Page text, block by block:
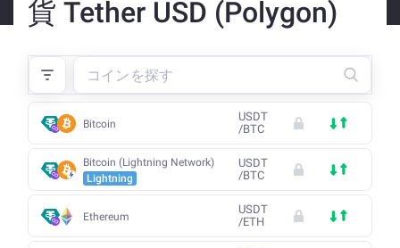
貨 Tether USD (Polygon)
Bitcoin
USDT
/BTC
Bitcoin (Lightning Network)
Lightning
USDT
/BTC
Ethereum
USDT
/ETH